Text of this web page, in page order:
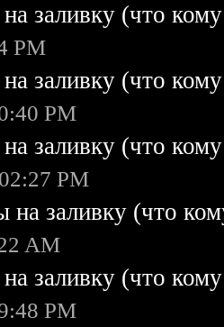
заливку (что
PM
заливку (что
PM
заливку (что
PM
на заливку (что
AM
заливку (что
PM